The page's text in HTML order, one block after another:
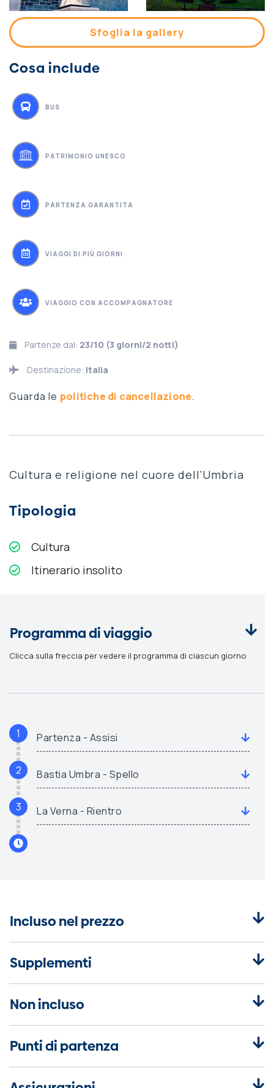
Sfoglia la gallery
Cosa include
BUS
PATRIMONIO UNESCO
PARTENZA GARANTITA
VIAGGI DI PIÙ GIORNI
VIAGGIO CON ACCOMPAGNATORE
Partenze dal: 23/10 (3 giorni/2 notti)
Destinazione: Italia
Guarda le politiche di cancellazione.
Cultura e religione nel cuore dell’Umbria
Tipologia
Cultura
Itinerario insolito
Programma di viaggio
Clicca sulla freccia per vedere il programma di ciascun giorno
1 Partenza - Assisi
2 Bastia Umbra - Spello
3 La Verna - Rientro
Incluso nel prezzo
Supplementi
Non incluso
Punti di partenza